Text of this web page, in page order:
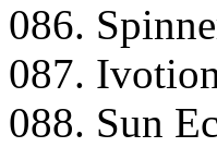
086.
087.
088. Sun